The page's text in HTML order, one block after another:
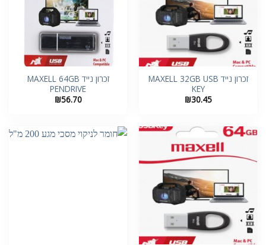
זכרון נייד MAXELL 32GB USB
KEY
₪30.45
זכרון נייד MAXELL 64GB
PENDRIVE
₪56.70